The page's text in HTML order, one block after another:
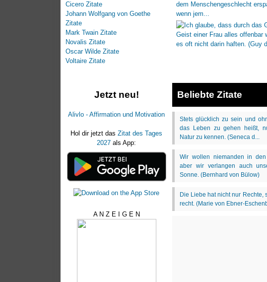
Cicero Zitate
Johann Wolfgang von Goethe
Zitate
Mark Twain Zitate
Novalis Zitate
Oscar Wilde Zitate
Voltaire Zitate
Jetzt neu!
Alivlo - Affirmation und Motivation
Hol dir jetzt das Zitat des Tages
2027 als App:
A N Z E I G E N
Beliebte Zitate